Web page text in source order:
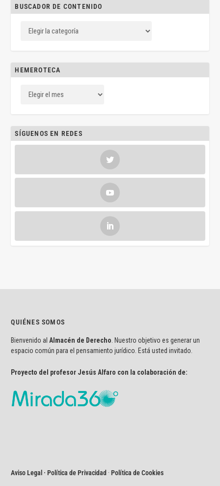
BUSCADOR DE CONTENIDO
HEMEROTECA
SÍGUENOS EN REDES
QUIÉNES SOMOS
Bienvenido al Almacén de Derecho . Nuestro objetivo es generar un
espacio común para el pensamiento jurídico. Está usted invitado.
Proyecto del profesor Jesús Alfaro con la colaboración de:
Aviso Legal · Política de Privacidad ·Política de Cookies